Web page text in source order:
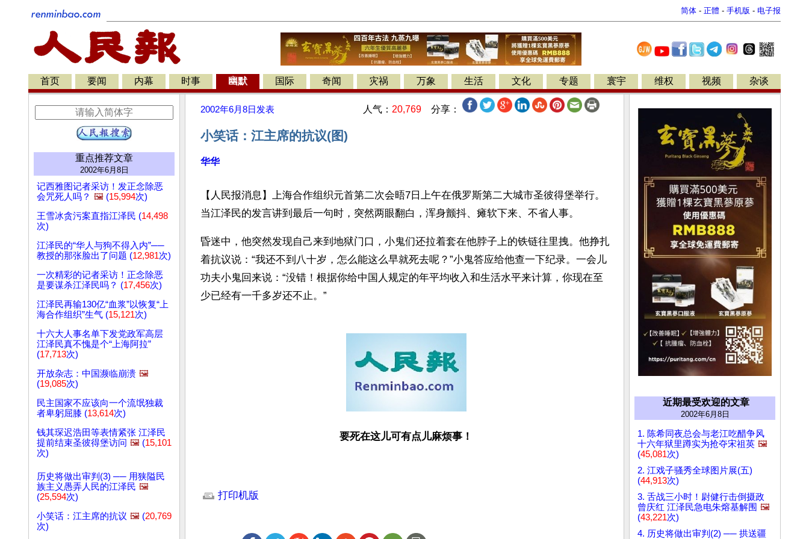
简体 - 正體 - 手机版 - 电子报
首页 要闻 内幕 时事 幽默 国际 奇闻 灾祸 万象 生活 文化 专题 寰宇 维权 视频 杂谈
重点推荐文章
2002年6月8日
记西雅图记者采访！发正念除恶
会咒死人吗？ 🖼️ (15,994次)
王雪冰贪污案直指江泽民 (14,498
次)
江泽民的“华人与狗不得入内”──
教授的那张脸出了问题 (12,981次)
一次精彩的记者采访！正念除恶
是要谋杀江泽民吗？ (17,456次)
江泽民再输130亿“血浆”以恢复“上
海合作组织”生气 (15,121次)
十六大人事名单下发党政军高层
江泽民真不愧是个“上海阿拉”
(17,713次)
开放杂志：中国濒临崩溃 🖼️
(19,085次)
民主国家不应该向一个流氓独裁
者卑躬屈膝 (13,614次)
钱其琛迟浩田等表情紧张 江泽民
提前结束圣彼得堡访问 🖼️ (15,101
次)
历史将做出审判(3) ── 用狭隘民
族主义愚弄人民的江泽民 🖼️
(25,594次)
小笑话：江主席的抗议 🖼️ (20,769
次)
2002年6月8日 发表 人气： 20,769 分享：
小笑话：江主席的抗议(图)
华华
【人民报消息】上海合作组织元首第二次会晤7日上午在俄罗斯第二大城市圣彼得堡举行。
当江泽民的发言讲到最后一句时，突然两眼翻白，浑身颤抖、瘫软下来、不省人事。
昏迷中，他突然发现自己来到地狱门口，小鬼们还拉着套在他脖子上的铁链往里拽。他挣扎
着抗议说：“我还不到八十岁，怎么能这么早就死去呢？”小鬼答应给他查一下纪录。一会儿
功夫小鬼回来说：“没错！根据你给中国人规定的年平均收入和生活水平来计算，你现在至
少已经有一千多岁还不止。”
要死在这儿可有点儿麻烦事！
打印机版
近期最受欢迎的文章
2002年6月8日
1. 陈希同夜总会与老江吃醋争风
十六年狱里蹲实为抢夺宋祖英 🖼️
(45,081次)
2. 江戏子骚秀全球图片展(五)
(44,913次)
3. 舌战三小时！尉健行击倒摄政
曾庆红 江泽民急电朱熔基解围 🖼️
(43,221次)
4. 历史将做出审判(2) ── 拱送疆